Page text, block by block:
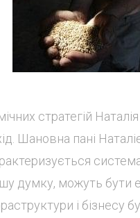
стратегій
Шановна пані
думку, можуть бути
і бізнесу